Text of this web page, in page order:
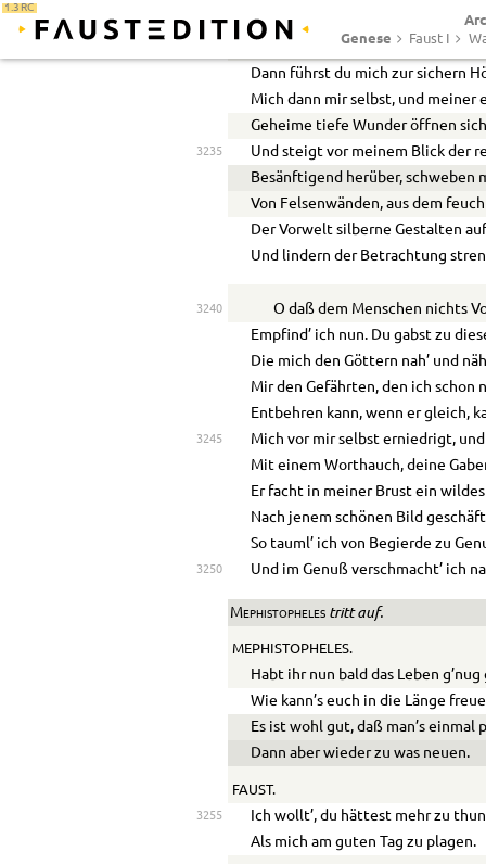
1.3 RC
Genese
Faust I
3230
Und Nachbarstämme,
Und ihrem Fall dumpf hohl der
Dann führst du mich zur sichern
Mich dann mir selbst, und meiner
Geheime tiefe Wunder öffnen
3235
Und steigt vor meinem Blick der
Besänftigend herüber, schweben
Von Felsenwänden, aus dem
Der Vorwelt silberne Gestalten
Und lindern der Betrachtung
3240
O daß dem Menschen nichts
Empfind’ ich nun. Du gabst zu
Die mich den Göttern nah’ und
Mir den Gefährten, den ich schon
Entbehren kann, wenn er gleich,
3245
Mich vor mir selbst erniedrigt,
Mit einem Worthauch, deine
Er facht in meiner Brust ein
Nach jenem schönen Bild
So tauml’ ich von Begierde zu
3250 Und im Genuß verschmacht’ ich
Mephistophelestritt auf.
MEPHISTOPHELES.
Habt ihr nun bald das Leben
Wie kann’s euch in die Länge
Es ist wohl gut, daß man’s einmal
Dann aber wieder zu was neuen.
FAUST.
3255
Ich wollt’, du hättest mehr zu
Als mich am guten Tag zu plagen.